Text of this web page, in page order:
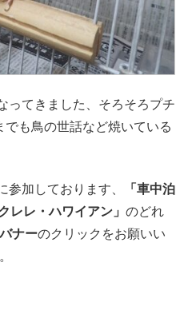
ってきました、そろそろプチ
も鳥の世話など焼いている
参加しております、
「車中泊
レレ・ハワイアン」 のどれ
ナーのクリックをお願いい